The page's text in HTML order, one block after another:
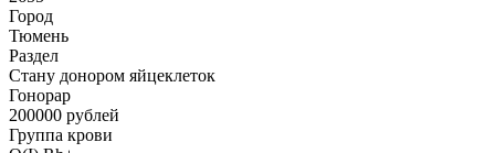
Город
Тюмень
Раздел
Стану донором яйцеклеток
Гонoрар
200000 рублей
Группа крови